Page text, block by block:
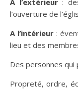
l’ouverture de
A l’intérieur:
lieu et des
Des personnes qui
Propreté, ordre,